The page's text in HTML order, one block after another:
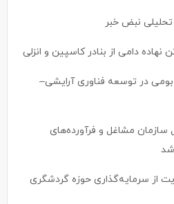
تحلیلی نبض خبر
در توسعه فناوری آرایشی–
سازمان مشاغل و فرآورده‌های
از سرمایه‌گذاری حوزه گردشگری